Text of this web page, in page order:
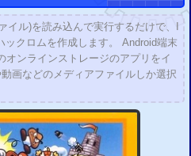
ル)を読み込んで実行するだけで、I
を作成します。 Android端末
オンラインストレージのアプリをイ
画などのメディアファイルしか選択